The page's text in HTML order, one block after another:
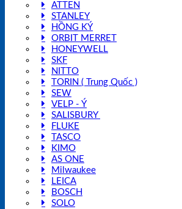
ATTEN
STANLEY
HỒNG KÝ
ORBIT MERRET
HONEYWELL
SKF
NITTO
TORIN ( Trung Quốc )
SEW
VELP - Ý
SALISBURY
FLUKE
TASCO
KIMO
AS ONE
Milwaukee
LEICA
BOSCH
SOLO